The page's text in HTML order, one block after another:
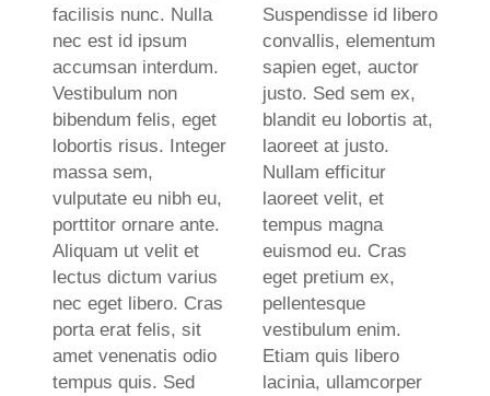
facilisis nunc. Nulla
nec est id ipsum
accumsan interdum.
Vestibulum non
bibendum felis, eget
lobortis risus. Integer
massa sem,
vulputate eu nibh eu,
porttitor ornare ante.
Aliquam ut velit et
lectus dictum varius
nec eget libero. Cras
porta erat felis, sit
amet venenatis odio
tempus quis. Sed
Suspendisse id libero
convallis, elementum
sapien eget, auctor
justo. Sed sem ex,
blandit eu lobortis at,
laoreet at justo.
Nullam efficitur
laoreet velit, et
tempus magna
euismod eu. Cras
eget pretium ex,
pellentesque
vestibulum enim.
Etiam quis libero
lacinia, ullamcorper